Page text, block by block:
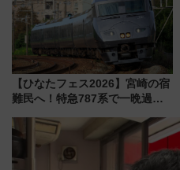
【ひなたフェス2026】宮崎の宿
難民へ！特急787系で一晩過ご
ローおひさま」が救世主に？